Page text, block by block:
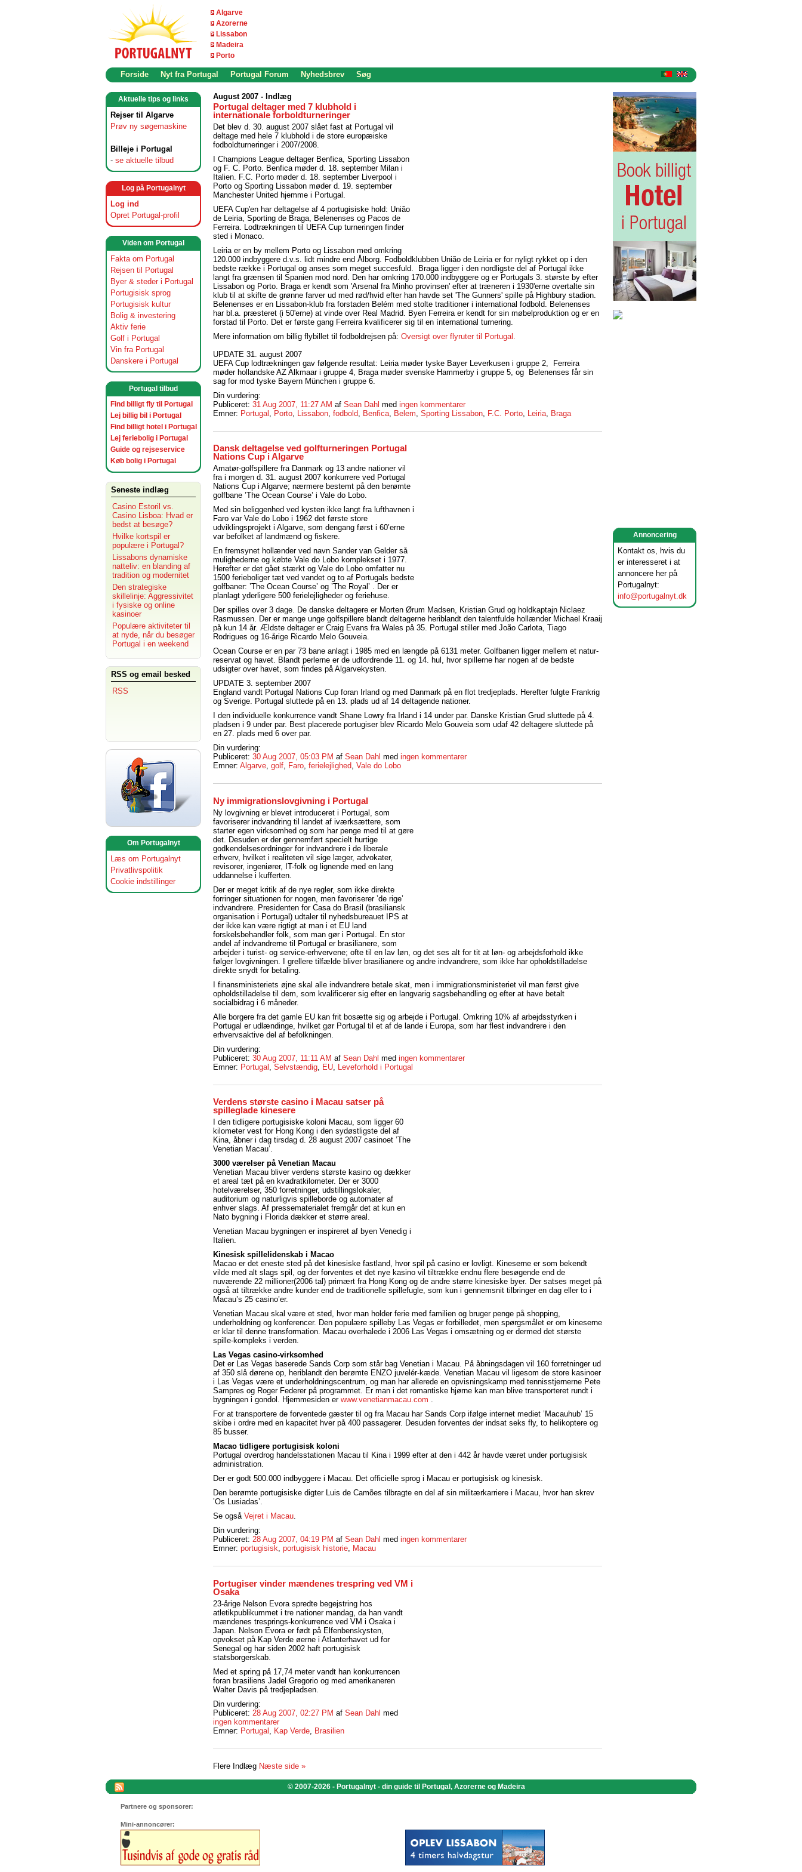
Algarve
Azorerne
Lissabon
Madeira
Porto
Forside Nyt fra Portugal Portugal Forum Nyhedsbrev Søg
Annoncering
Kontakt os, hvis du
er interesseret i at
annoncere her på
Portugalnyt:
info@portugalnyt.dk
Aktuelle tips og links
Rejser til Algarve
Prøv ny søgemaskine
Billeje i Portugal
- se aktuelle tilbud
Log på Portugalnyt
Log ind
Opret Portugal-profil
Viden om Portugal
Fakta om Portugal
Rejsen til Portugal
Byer & steder i Portugal
Portugisisk sprog
Portugisisk kultur
Bolig & investering
Aktiv ferie
Golf i Portugal
Vin fra Portugal
Danskere i Portugal
Portugal tilbud
Find billigt fly til Portugal
Lej billig bil i Portugal
Find billigt hotel i Portugal
Lej feriebolig i Portugal
Guide og rejseservice
Køb bolig i Portugal
Seneste indlæg
Casino Estoril vs.
Casino Lisboa: Hvad er
bedst at besøge?
Hvilke kortspil er
populære i Portugal?
Lissabons dynamiske
natteliv: en blanding af
tradition og modernitet
Den strategiske
skillelinje: Aggressivitet
i fysiske og online
kasinoer
Populære aktiviteter til
at nyde, når du besøger
Portugal i en weekend
RSS og email besked
RSS
Om Portugalnyt
Læs om Portugalnyt
Privatlivspolitik
Cookie indstillinger
August 2007 - Indlæg
Portugal deltager med 7 klubhold i
internationale forboldturneringer
Det blev d. 30. august 2007 slået fast at Portugal vil
deltage med hele 7 klubhold i de store europæiske
fodboldturneringer i 2007/2008.
I Champions League deltager Benfica, Sporting Lissabon
og F. C. Porto. Benfica møder d. 18. september Milan i
Italien. F.C. Porto møder d. 18. september Liverpool i
Porto og Sporting Lissabon møder d. 19. september
Manchester United hjemme i Portugal.
UEFA Cup'en har deltagelse af 4 portugisiske hold: União
de Leiria, Sporting de Braga, Belenenses og Pacos de
Ferreira. Lodtrækningen til UEFA Cup turneringen finder
sted i Monaco.
Leiria er en by mellem Porto og Lissabon med omkring
120.000 indbyggere d.v.s. lidt mindre end Ålborg. Fodboldklubben União de Leiria er for nyligt rykket op i den
bedste række i Portugal og anses som meget succesfuld. Braga ligger i den nordligste del af Portugal ikke
langt fra grænsen til Spanien mod nord. Den har omkring 170.000 indbyggere og er Portugals 3. største by efter
Lissabon og Porto. Braga er kendt som 'Arsenal fra Minho provinsen' efter at træneren i 1930'erne overtalte sin
klub til at skifte de grønne farver ud med rød/hvid efter han havde set 'The Gunners' spille på Highbury stadion.
Belenenses er en Lissabon-klub fra forstaden Belém med stolte traditioner i international fodbold. Belenenses
har bl.a. præsteret (i 50'erne) at vinde over Real Madrid. Byen Ferreira er kendt for sin møbelproduktion og er en
forstad til Porto. Det er første gang Ferreira kvalificerer sig til en ínternational turnering.
Mere information om billig flybillet til fodboldrejsen på: Oversigt over flyruter til Portugal.
UPDATE 31. august 2007
UEFA Cup lodtrækningen gav følgende resultat: Leiria møder tyske Bayer Leverkusen i gruppe 2, Ferreira
møder hollandske AZ Alkmaar i gruppe 4, Braga møder svenske Hammerby i gruppe 5, og Belenenses får sin
sag for mod tyske Bayern München i gruppe 6.
Din vurdering:
Publiceret: 31 Aug 2007, 11:27 AM af Sean Dahl med ingen kommentarer
Emner: Portugal , Porto, Lissabon, fodbold, Benfica, Belem, Sporting Lissabon, F.C. Porto, Leiria, Braga
Dansk deltagelse ved golfturneringen Portugal
Nations Cup i Algarve
Amatør-golfspillere fra Danmark og 13 andre nationer vil
fra i morgen d. 31. august 2007 konkurrere ved Portugal
Nations Cup i Algarve; nærmere bestemt på den berømte
golfbane ’The Ocean Course’ i Vale do Lobo.
Med sin beliggenhed ved kysten ikke langt fra lufthavnen i
Faro var Vale do Lobo i 1962 det første store
udviklingsprojekt i Algarve, som dengang først i 60’erne
var befolket af landmænd og fiskere.
En fremsynet hollænder ved navn Sander van Gelder så
mulighederne og købte Vale do Lobo komplekset i 1977.
Herefter er det gået stærkt og Vale do Lobo omfatter nu
1500 ferieboliger tæt ved vandet og to af Portugals bedste
golfbaner: ’The Ocean Course’ og ’The Royal’ . Der er
planlagt yderligere 500 ferielejligheder og feriehuse.
Der spilles over 3 dage. De danske deltagere er Morten Ørum Madsen, Kristian Grud og holdkaptajn Niclaez
Rasmussen. Der er mange unge golfspillere blandt deltagerne heriblandt den talentfulde hollænder Michael Kraaij
på kun 14 år. Ældste deltager er Craig Evans fra Wales på 35. Portugal stiller med João Carlota, Tiago
Rodrigues og 16-årige Ricardo Melo Gouveia.
Ocean Course er en par 73 bane anlagt i 1985 med en længde på 6131 meter. Golfbanen ligger mellem et natur-
reservat og havet. Blandt perlerne er de udfordrende 11. og 14. hul, hvor spillerne har nogen af de bedste
udsigter over havet, som findes på Algarvekysten.
UPDATE 3. september 2007
England vandt Portugal Nations Cup foran Irland og med Danmark på en flot tredjeplads. Herefter fulgte Frankrig
og Sverige. Portugal sluttede på en 13. plads ud af 14 deltagende nationer.
I den individuelle konkurrence vandt Shane Lowry fra Irland i 14 under par. Danske Kristian Grud sluttede på 4.
pladsen i 9 under par. Best placerede portugiser blev Ricardo Melo Gouveia som udaf 42 deltagere sluttede på
en 27. plads med 6 over par.
Din vurdering:
Publiceret: 30 Aug 2007, 05:03 PM af Sean Dahl med ingen kommentarer
Emner: Algarve, golf, Faro, ferielejlighed, Vale do Lobo
Ny immigrationslovgivning i Portugal
Ny lovgivning er blevet introduceret i Portugal, som
favoriserer indvandring til landet af iværksættere, som
starter egen virksomhed og som har penge med til at gøre
det. Desuden er der gennemført specielt hurtige
godkendelsesordninger for indvandrere i de liberale
erhverv, hvilket i realiteten vil sige læger, advokater,
revisorer, ingeniører, IT-folk og lignende med en lang
uddannelse i kufferten.
Der er meget kritik af de nye regler, som ikke direkte
forringer situationen for nogen, men favoriserer ’de rige’
indvandrere. Presidenten for Casa do Brasil (brasiliansk
organisation i Portugal) udtaler til nyhedsbureauet IPS at
der ikke kan være rigtigt at man i et EU land
forskelsbehandler folk, som man gør i Portugal. En stor
andel af indvandrerne til Portugal er brasilianere, som
arbejder i turist- og service-erhvervene; ofte til en lav løn, og det ses alt for tit at løn- og arbejdsforhold ikke
følger lovgivningen. I grellere tilfælde bliver brasilianere og andre indvandrere, som ikke har opholdstilladelse
direkte snydt for betaling.
I finansministeriets øjne skal alle indvandrere betale skat, men i immigrationsministeriet vil man først give
opholdstilladelse til dem, som kvalificerer sig efter en langvarig sagsbehandling og efter at have betalt
socialbidrag i 6 måneder.
Alle borgere fra det gamle EU kan frit bosætte sig og arbejde i Portugal. Omkring 10% af arbejdsstyrken i
Portugal er udlændinge, hvilket gør Portugal til et af de lande i Europa, som har flest indvandrere i den
erhvervsaktive del af befolkningen.
Din vurdering:
Publiceret: 30 Aug 2007, 11:11 AM af Sean Dahl med ingen kommentarer
Emner: Portugal Selvstændig EU Leveforhold i Portugal
Verdens største casino i Macau satser på
spilleglade kinesere
I den tidligere portugisiske koloni Macau, som ligger 60
kilometer vest for Hong Kong i den sydøstligste del af
Kina, åbner i dag tirsdag d. 28 august 2007 casinoet ’The
Venetian Macau’.
3000 værelser på Venetian Macau
Venetian Macau bliver verdens største kasino og dækker
et areal tæt på en kvadratkilometer. Der er 3000
hotelværelser, 350 forretninger, udstillingslokaler,
auditorium og naturligvis spilleborde og automater af
enhver slags. Af pressematerialet fremgår det at kun en
Nato bygning i Florida dækker et større areal.
Venetian Macau bygningen er inspireret af byen Venedig i
Italien.
Kinesisk spillelidenskab i Macao
Macao er det eneste sted på det kinesiske fastland, hvor spil på casino er lovligt. Kineserne er som bekendt
vilde med alt slags spil, og der forventes et det nye kasino vil tiltrække endnu flere besøgende end de
nuværende 22 millioner(2006 tal) primært fra Hong Kong og de andre større kinesiske byer. Der satses meget på
også at tiltrække andre kunder end de traditionelle spillefugle, som kun i gennemsnit tilbringer en dag eller to i
Macau’s 25 casino’er.
Venetian Macau skal være et sted, hvor man holder ferie med familien og bruger penge på shopping,
underholdning og konferencer. Den populære spilleby Las Vegas er forbilledet, men spørgsmålet er om kineserne
er klar til denne transformation. Macau overhalede i 2006 Las Vegas i omsætning og er dermed det største
spille-kompleks i verden.
Las Vegas casino-virksomhed
Det er Las Vegas baserede Sands Corp som står bag Venetian i Macau. På åbningsdagen vil 160 forretninger ud
af 350 slå dørene op, heriblandt den berømte ENZO juvelér-kæde. Venetian Macau vil ligesom de store kasinoer
i Las Vegas være et underholdningscentrum, og man har allerede en opvisningskamp med tennisstjernerne Pete
Sampres og Roger Federer på programmet. Er man i det romantiske hjørne kan man blive transporteret rundt i
bygningen i gondol. Hjemmesiden er www.venetianmacau.com .
For at transportere de forventede gæster til og fra Macau har Sands Corp ifølge internet mediet ’Macauhub’ 15
skibe i ordre med en kapacitet hver på 400 passagerer. Desuden forventes der indsat seks fly, to helikoptere og
85 busser.
Macao tidligere portugisisk koloni
Portugal overdrog handelsstationen Macau til Kina i 1999 efter at den i 442 år havde været under portugisisk
administration.
Der er godt 500.000 indbyggere i Macau. Det officielle sprog i Macau er portugisisk og kinesisk.
Den berømte portugisiske digter Luis de Camões tilbragte en del af sin militærkarriere i Macau, hvor han skrev
’Os Lusiadas’.
Se også Vejret i Macau.
Din vurdering:
Publiceret: 28 Aug 2007, 04:19 PM af Sean Dahl med ingen kommentarer
Emner: portugisisk, portugisisk historie, Macau
Portugiser vinder mændenes trespring ved VM i
Osaka
23-årige Nelson Evora spredte begejstring hos
atletikpublikummet i tre nationer mandag, da han vandt
mændenes tresprings-konkurrence ved VM i Osaka i
Japan. Nelson Evora er født på Elfenbenskysten,
opvokset på Kap Verde øerne i Atlanterhavet ud for
Senegal og har siden 2002 haft portugisisk
statsborgerskab.
Med et spring på 17,74 meter vandt han konkurrencen
foran brasiliens Jadel Gregorio og med amerikaneren
Walter Davis på tredjepladsen.
Din vurdering:
Publiceret: 28 Aug 2007, 02:27 PM af Sean Dahl med
ingen kommentarer
Emner: Portugal Kap Verde Brasilien
Flere Indlæg Næste side »
© 2007-2026 - Portugalnyt - din guide til Portugal, Azorerne og Madeira
Partnere og sponsorer:
Mini-annoncører: